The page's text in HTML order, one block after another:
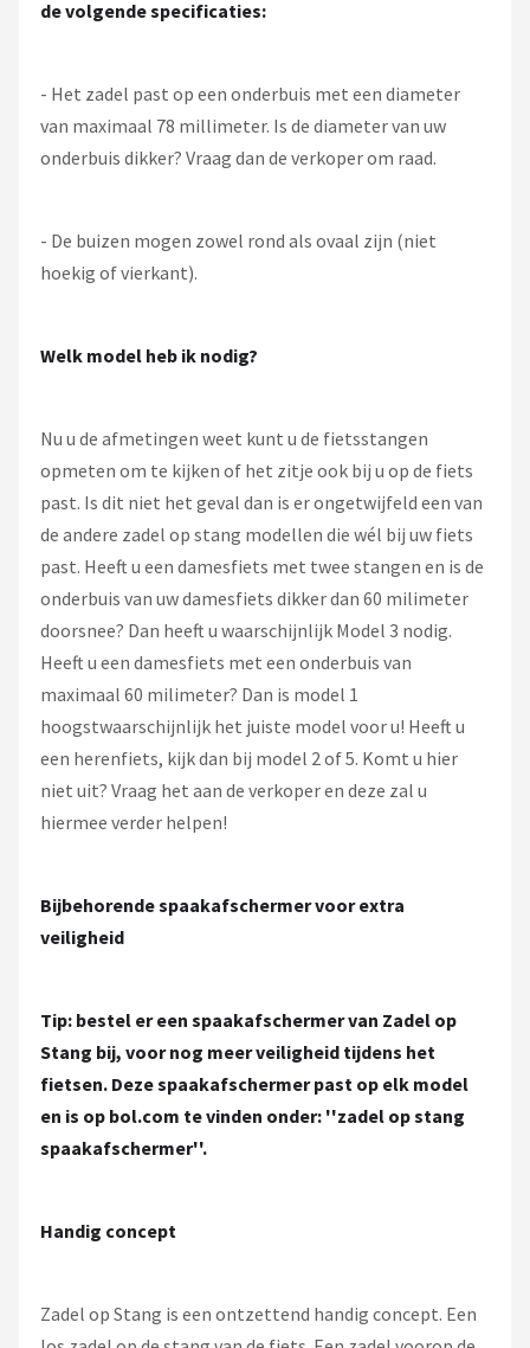
de volgende specificaties:
- Het zadel past op een onderbuis met een diameter
van maximaal 78 millimeter. Is de diameter van uw
onderbuis dikker? Vraag dan de verkoper om raad.
- De buizen mogen zowel rond als ovaal zijn (niet
hoekig of vierkant).
Welk model heb ik nodig?
Nu u de afmetingen weet kunt u de fietsstangen
opmeten om te kijken of het zitje ook bij u op de fiets
past. Is dit niet het geval dan is er ongetwijfeld een van
de andere zadel op stang modellen die wél bij uw fiets
past. Heeft u een damesfiets met twee stangen en is de
onderbuis van uw damesfiets dikker dan 60 milimeter
doorsnee? Dan heeft u waarschijnlijk Model 3 nodig.
Heeft u een damesfiets met een onderbuis van
maximaal 60 milimeter? Dan is model 1
hoogstwaarschijnlijk het juiste model voor u! Heeft u
een herenfiets, kijk dan bij model 2 of 5. Komt u hier
niet uit? Vraag het aan de verkoper en deze zal u
hiermee verder helpen!
Bijbehorende spaakafschermer voor extra
veiligheid
Tip: bestel er een spaakafschermer van Zadel op
Stang bij, voor nog meer veiligheid tijdens het
fietsen. Deze spaakafschermer past op elk model
en is op bol.com te vinden onder: ''zadel op stang
spaakafschermer''.
Handig concept
Zadel op Stang is een ontzettend handig concept. Een